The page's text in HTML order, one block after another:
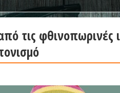
τις φθινοπωρινές